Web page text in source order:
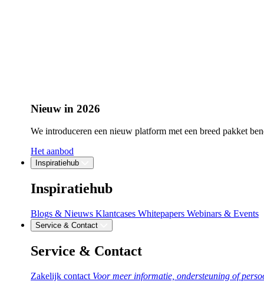
Nieuw in 2026
We introduceren een nieuw platform met een breed pakket
Het aanbod
Inspiratiehub
Inspiratiehub
Blogs & Nieuws Klantcases Whitepapers Webinars & Events
Service & Contact
Service & Contact
Zakelijk contact Voor meer informatie, ondersteuning of